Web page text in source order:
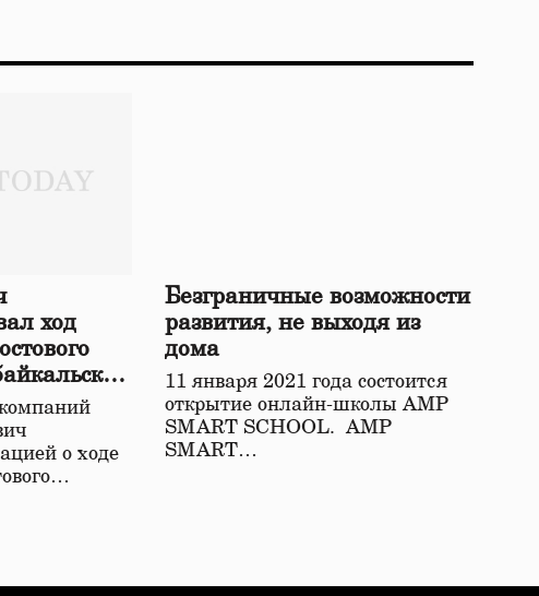
ход
о ходе
Безграничные возможности
развития, не выходя из
дома
11 января 2021 года состоится
открытие онлайн-школы АМР
SMART SCHOOL. АМР
SMART…